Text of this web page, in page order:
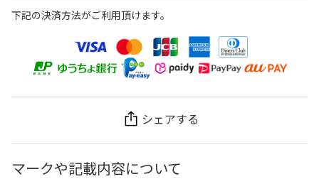
下記の決済方法がご利用頂けます。
シェアする
マークや記載内容について